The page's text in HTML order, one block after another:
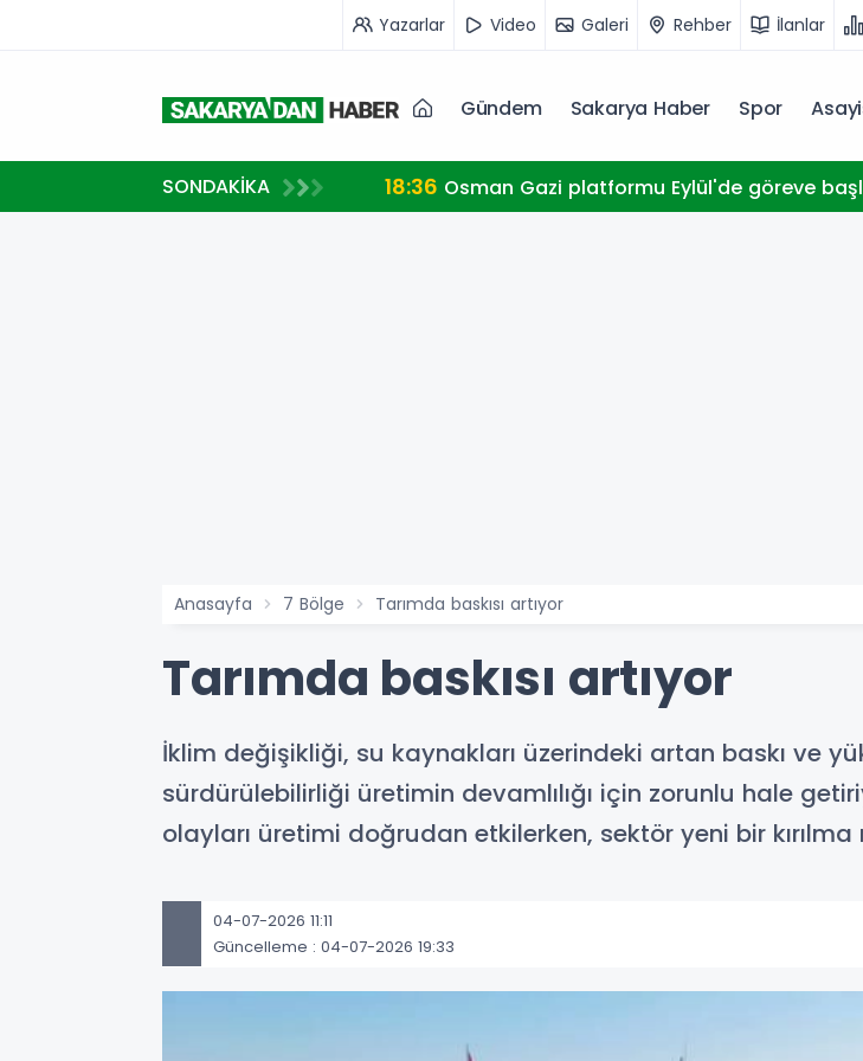
Yazarlar Video Galeri Rehber İlanlar
Gündem Sakarya Haber Spor
SONDAKİKA 18:36 Osman Gazi platformu Eylül'de göreve
Anasayfa 7 Bölge Tarımda baskısı artıyor
Tarımda baskısı artıyor
İklim değişikliği, su kaynakları üzerindeki artan baskı ve
sürdürülebilirliği üretimin devamlılığı için zorunlu hale
olayları üretimi doğrudan etkilerken, sektör yeni bir
04-07-2026 11:11
Güncelleme : 04-07-2026 19:33